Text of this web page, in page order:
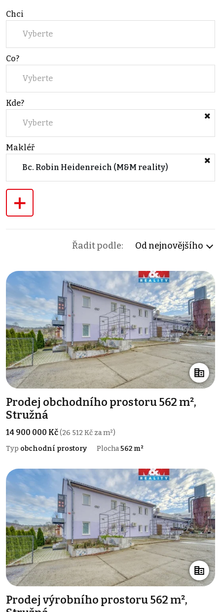
Chci
Vyberte
Co?
Vyberte
Kde?
Vyberte
Makléř
Bc. Robin Heidenreich (M&M reality)
+
Řadit podle: Od nejnovějšího
Prodej obchodního prostoru 562 m²,
Stružná
14 900 000 Kč(26 512 Kč za m²)
Typ obchodní prostory Plocha562 m²
Prodej výrobního prostoru 562 m²,